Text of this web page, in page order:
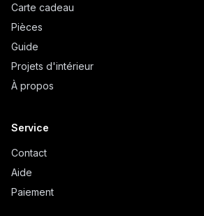
Carte cadeau
Pièces
Guide
Projets d'intérieur
À propos
Service
Contact
Aide
Paiement